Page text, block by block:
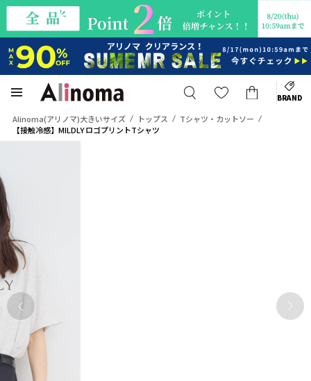
BRAND
Alinoma(アリノマ)大きいサイズ トップス
Tシャツ・カットソー
【接触冷感】MILDLY ロゴプリントTシャツ